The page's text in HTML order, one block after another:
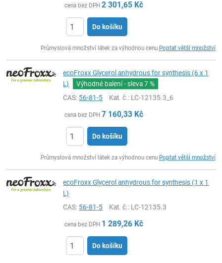
cena bez DPH 2 301,65 Kč
Do košíku
Průmyslová množství látek za výhodnou cenu Poptat větší množství
ecoFroxx Glycerol anhydrous for synthesis (6 x 1
L)
Výhodné balení - sleva7 %
CAS: 56-81-5 Kat. č.: LC-12135.3_6
cena bez DPH 7 160,33 Kč
Do košíku
Průmyslová množství látek za výhodnou cenu Poptat větší množství
ecoFroxx Glycerol anhydrous for synthesis (1 x 1
L)
CAS: 56-81-5 Kat. č.: LC-12135.3
cena bez DPH 1 289,26 Kč
Do košíku